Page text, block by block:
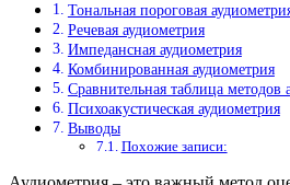
Тональная пороговая
Речевая аудиометрия
Импедансная аудиометрия
Комбинированная аудиометрия
Сравнительная таблица методов
Психоакустическая аудиометрия
Выводы
Похожие записи: